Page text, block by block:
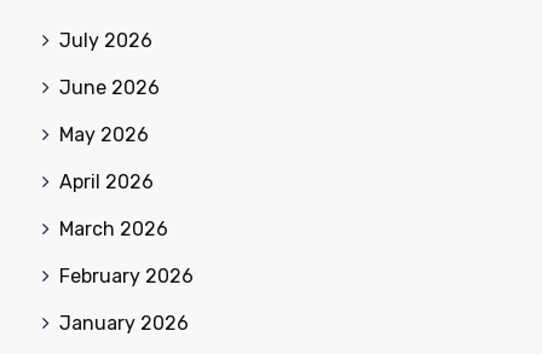
July 2026
June 2026
May 2026
April 2026
March 2026
February 2026
January 2026